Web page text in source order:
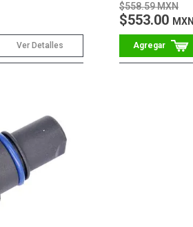
Ver Detalles
$558.59 MXN
$553.00 MXN